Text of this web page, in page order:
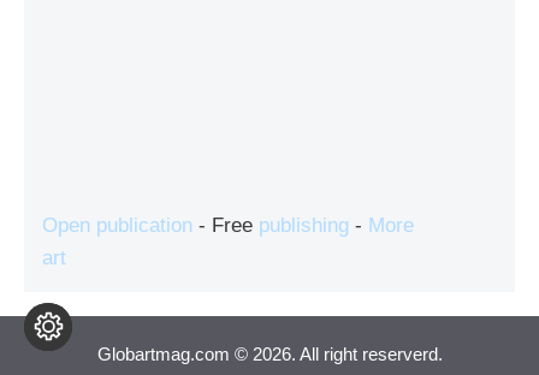
Open publication - Free publishing - More
art
Globartmag.com © 2026. All right reserverd.